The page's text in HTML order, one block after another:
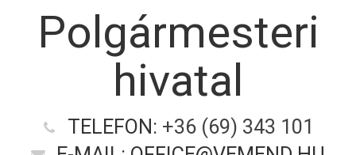
Polgármesteri
hivatal
TELEFON: +36 (69) 343 101